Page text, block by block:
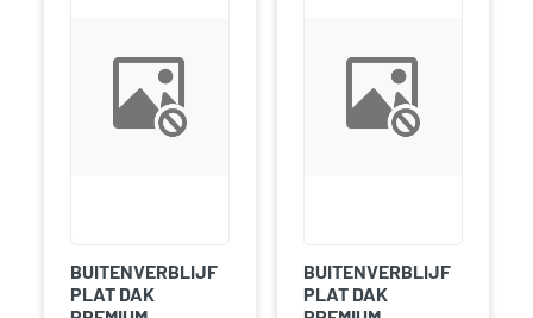
BUITENVERBLIJF
PLAT DAK
BUITENVERBLIJF
PLAT DAK